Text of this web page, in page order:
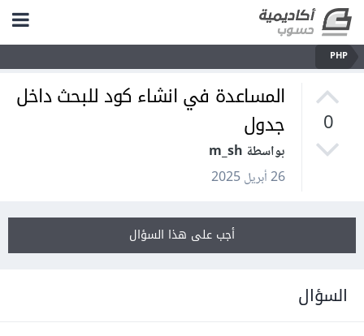
PHP
0
المساعدة في انشاء كود للبحث داخل
جدول
بواسطة m_sh
26 أبريل 2025
أجب على هذا السؤال
السؤال